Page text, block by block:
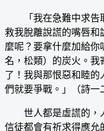
「我在急難中求告
救我脫離說謊的嘴唇和
麼呢？要拿什麼加給
名，松類）的炭火。我
了！我與那恨惡和睦的
們就要爭戰。」（詩一
世人都是虛謊的，人
信徒都會有祈求得應允